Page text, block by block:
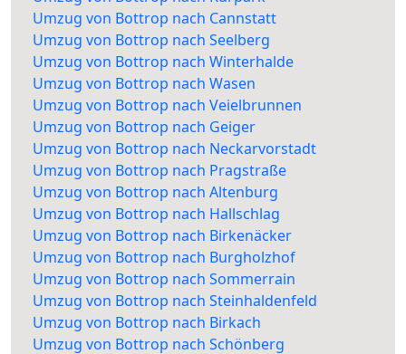
Umzug von Bottrop nach Cannstatt
Umzug von Bottrop nach Seelberg
Umzug von Bottrop nach Winterhalde
Umzug von Bottrop nach Wasen
Umzug von Bottrop nach Veielbrunnen
Umzug von Bottrop nach Geiger
Umzug von Bottrop nach Neckarvorstadt
Umzug von Bottrop nach Pragstraße
Umzug von Bottrop nach Altenburg
Umzug von Bottrop nach Hallschlag
Umzug von Bottrop nach Birkenäcker
Umzug von Bottrop nach Burgholzhof
Umzug von Bottrop nach Sommerrain
Umzug von Bottrop nach Steinhaldenfeld
Umzug von Bottrop nach Birkach
Umzug von Bottrop nach Schönberg